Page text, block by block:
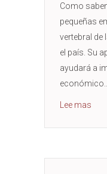
Como
pequeñas
vertebral de
el país. Su
ayudará a
económico...
Lee mas